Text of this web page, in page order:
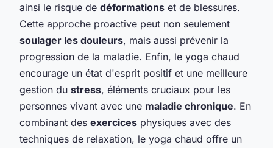
ainsi le risque de déformations et de blessures.
Cette approche proactive peut non seulement
soulager les douleurs, mais aussi prévenir la
progression de la maladie. Enfin, le yoga chaud
encourage un état d'esprit positif et une meilleure
gestion du stress, éléments cruciaux pour les
personnes vivant avec une maladie chronique. En
combinant des exercices physiques avec des
techniques de relaxation, le yoga chaud offre un